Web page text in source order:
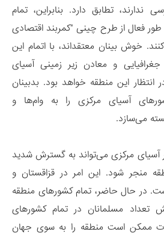
تطابق دارد. بنابراین، تمام
فعال از طرح چینی "کمربند اقتصادی
خوش بینان معتقداند، با اتمام این
و معادن زیر زمینی آسیای
انتظار این منطقه خواهد بود. بدبینان
آسیای مرکزی را به وام‌ها و
می‌سازد.
آسیای مرکزی می‌تواند به گسترش شدید
منجر شود. این امر در قزاقستان و
در حال حاضر، تمام کشورهای منطقه
تعداد مسلمانان در تمام کشورهای
ممکن است منطقه را به سوی جهان